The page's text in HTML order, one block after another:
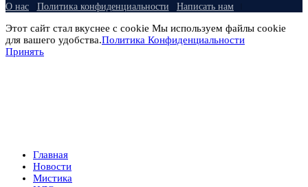
О нас Политика конфиденциальности Написать нам
Этот сайт стал вкуснее с cookie Мы используем файлы cookie
для вашего удобства.Политика Конфиденциальности
Принять
Главная
Новости
Мистика